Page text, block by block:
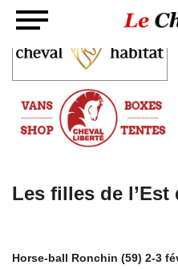
Les filles de l’Est
Horse-ball Ronchin (59) 2-3